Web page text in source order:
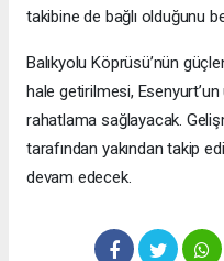
takibine de bağlı olduğunu
Balıkyolu Köprüsü’nün
hale getirilmesi, Esenyurt’un
rahatlama sağlayacak.
tarafından yakından takip
devam edecek.